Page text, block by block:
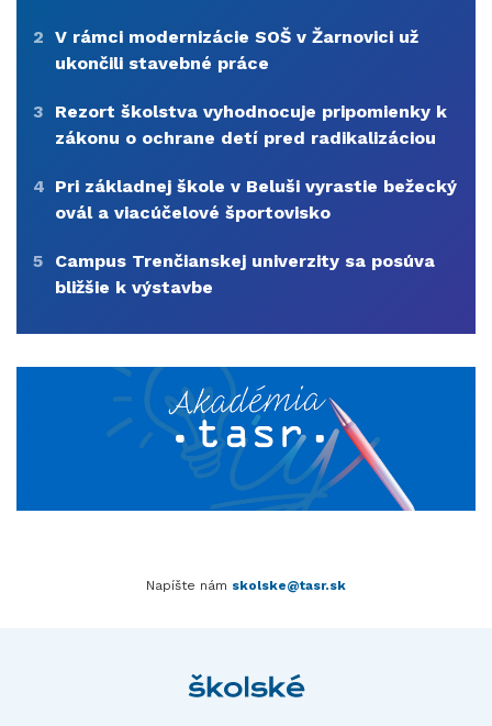
2 V rámci modernizácie SOŠ v Žarnovici už
ukončili stavebné práce
3
Rezort školstva vyhodnocuje pripomienky k
zákonu o ochrane detí pred radikalizáciou
4 Pri základnej škole v Beluši vyrastie bežecký
ovál a viacúčelové športovisko
5
Campus Trenčianskej univerzity sa posúva
bližšie k výstavbe
Napíšte nám skolske@tasr.sk